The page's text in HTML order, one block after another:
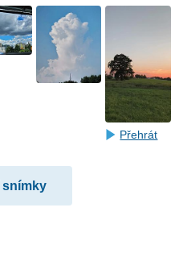
Přehrát
snímky